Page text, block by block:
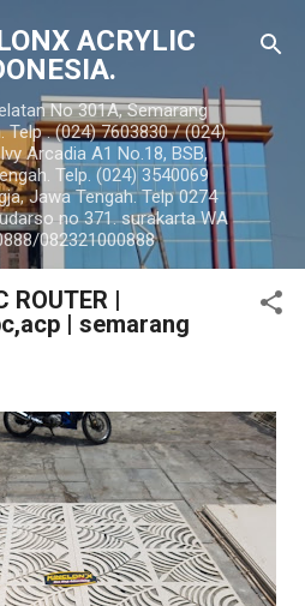
ke konten utama
ACRYLIC
No 301A, Semarang
Telp . (024) 7603830 / (024)
Arcadia A1 No.18, BSB,
Telp. (024) 3540069
Jawa Tengah. Telp 0274
no 371. surakarta WA
082321000888
ROUTER |
| semarang